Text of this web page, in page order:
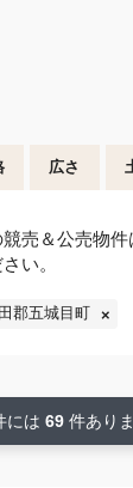
広さ
売＆公売物件
い。
郡五城目町
には 69 件あり